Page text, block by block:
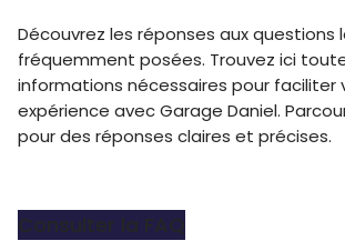
Découvrez les réponses aux questions
fréquemment posées. Trouvez ici
informations nécessaires pour faciliter
expérience avec Garage Daniel.
pour des réponses claires et précises.
Consulter la FAQ